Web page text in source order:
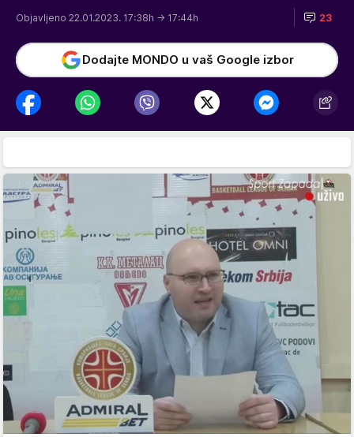
Objavljeno 22.01.2023. 17:38h → 17:44h 23
Dodajte MONDO u vaš Google izbor